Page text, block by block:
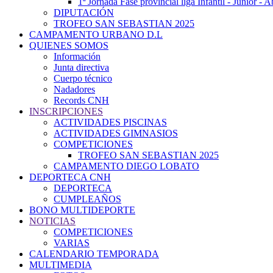
DIPUTACIÓN
TROFEO SAN SEBASTIAN 2025
CAMPAMENTO URBANO D.L
QUIENES SOMOS
Información
Junta directiva
Cuerpo técnico
Nadadores
Records CNH
INSCRIPCIONES
ACTIVIDADES PISCINAS
ACTIVIDADES GIMNASIOS
COMPETICIONES
TROFEO SAN SEBASTIAN 2025
CAMPAMENTO DIEGO LOBATO
DEPORTECA CNH
DEPORTECA
CUMPLEAÑOS
BONO MULTIDEPORTE
NOTICIAS
COMPETICIONES
VARIAS
CALENDARIO TEMPORADA
MULTIMEDIA